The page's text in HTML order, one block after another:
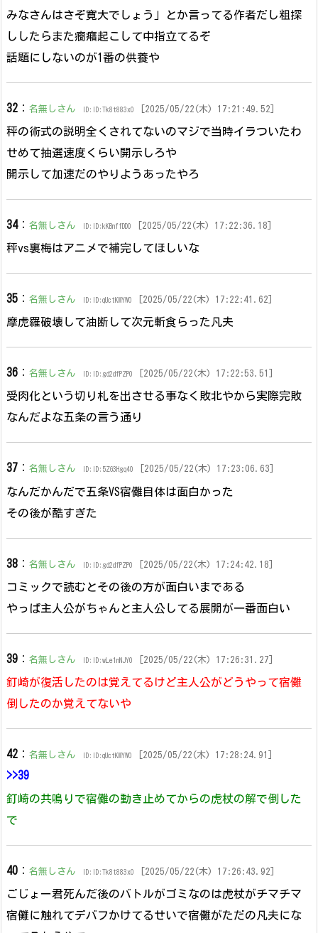
みなさんはさぞ寛大でしょう」とか言ってる作者だし粗探
ししたらまた癇癪起こして中指立てるぞ
話題にしないのが1番の供養や
32 ： 名無しさん ID:ID:Tk8t883x0 [2025/05/22(木) 17:21:49.52]
秤の術式の説明全くされてないのマジで当時イラついたわ
せめて抽選速度くらい開示しろや
開示して加速だのやりようあったやろ
34： 名無しさん ID:ID:kKBnffDD0 [2025/05/22(木) 17:22:36.18]
秤vs裏梅はアニメで補完してほしいな
35 ： 名無しさん ID:ID:qUctKMYW0 [2025/05/22(木) 17:22:41.62]
摩虎羅破壊して油断して次元斬食らった凡夫
36 ： 名無しさん ID:ID:gd2dfPZP0 [2025/05/22(木) 17:22:53.51]
受肉化という切り札を出させる事なく敗北やから実際完敗
なんだよな五条の言う通り
37 ： 名無しさん ID:ID:5ZG3Hgq40 [2025/05/22(木) 17:23:06.63]
なんだかんだで五条VS宿儺自体は面白かった
その後が酷すぎた
38 ： 名無しさん ID:ID:gd2dfPZP0 [2025/05/22(木) 17:24:42.18]
コミックで読むとその後の方が面白いまである
やっぱ主人公がちゃんと主人公してる展開が一番面白い
39 ： 名無しさん ID:ID:wLe1nNJY0 [2025/05/22(木) 17:26:31.27]
釘崎が復活したのは覚えてるけど主人公がどうやって宿儺
倒したのか覚えてないや
42 ： 名無しさん ID:ID:qUctKMYW0 [2025/05/22(木) 17:28:24.91]
>>39
釘崎の共鳴りで宿儺の動き止めてからの虎杖の解で倒した
で
40 ： 名無しさん ID:ID:Tk8t883x0 [2025/05/22(木) 17:26:43.92]
ごじょー君死んだ後のバトルがゴミなのは虎杖がチマチマ
宿儺に触れてデバフかけてるせいで宿儺がただの凡夫にな